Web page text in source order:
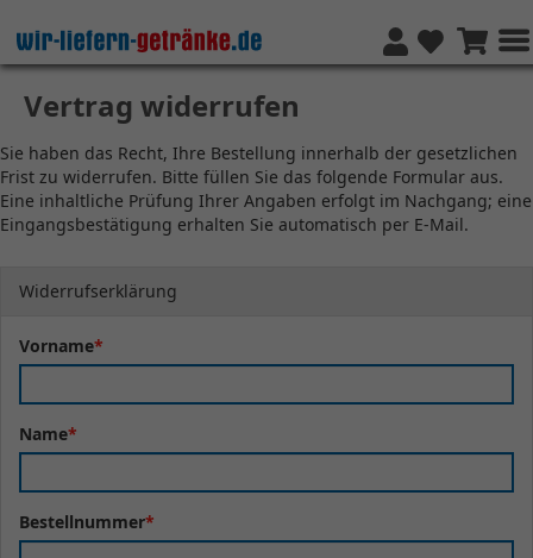
Vertrag widerrufen
Sie haben das Recht, Ihre Bestellung innerhalb der gesetzlichen
Frist zu widerrufen. Bitte füllen Sie das folgende Formular aus.
Eine inhaltliche Prüfung Ihrer Angaben erfolgt im Nachgang; eine
Eingangsbestätigung erhalten Sie automatisch per E-Mail.
Widerrufserklärung
Vorname*
Name*
Bestellnummer*